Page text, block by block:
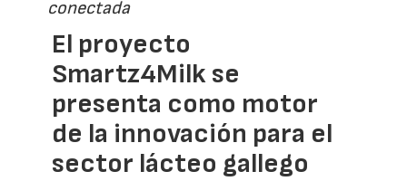
conectada
El proyecto
Smartz4Milk se
presenta como motor
de la innovación para el
sector lácteo gallego